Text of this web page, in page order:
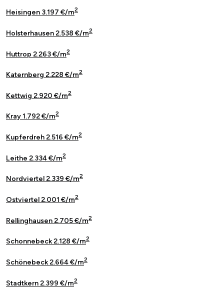
Heisingen 3.197 €/m2
Holsterhausen 2.538 €/m2
Huttrop 2.263 €/m2
Katernberg 2.228 €/m2
Kettwig 2.920 €/m2
Kray 1.792 €/m2
Kupferdreh 2.516 €/m2
Leithe 2.334 €/m2
Nordviertel 2.339 €/m2
Ostviertel 2.001 €/m2
Rellinghausen 2.705 €/m2
Schonnebeck 2.128 €/m2
Schönebeck 2.664 €/m2
Stadtkern 2.399 €/m2